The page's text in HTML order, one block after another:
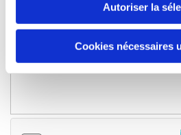
Autoriser la
Cookies nécessaires
Commentaire